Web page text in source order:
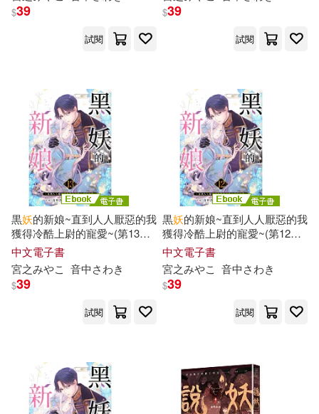
$39
試閱
$39
試閱
黒妖的新娘~直到人人厭惡的我
獲得冷酷上尉的寵愛~(第13話
(電子書)
中文電子書
宮之みやこ 音中さわき
$39
試閱
黒妖的新娘~直到人人厭惡的我
獲得冷酷上尉的寵愛~(第12話
(電子書)
中文電子書
宮之みやこ 音中さわき
$39
試閱